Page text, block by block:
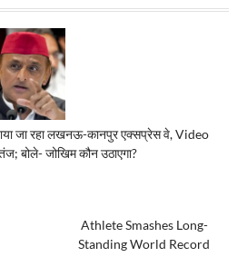
जा रहा लखनऊ-कानपुर एक्सप्रेस वे, Video
बोले- जोखिम कौन उठाएगा?
Athlete Smashes Long-
Standing World Record